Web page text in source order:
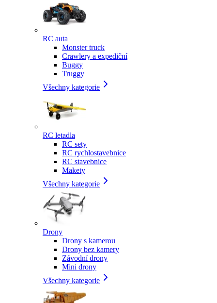
RC auta
Monster truck
Crawlery a expediční
Buggy
Truggy
Všechny kategorie
RC letadla
RC sety
RC rychlostavebnice
RC stavebnice
Makety
Všechny kategorie
Drony
Drony s kamerou
Drony bez kamery
Závodní drony
Mini drony
Všechny kategorie